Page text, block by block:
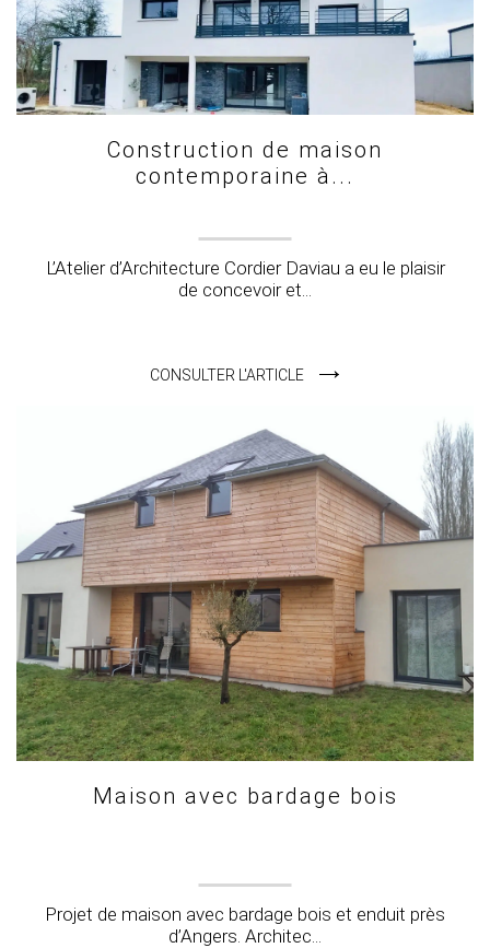
Construction de maison
contemporaine à...
L’Atelier d’Architecture Cordier Daviau a eu le plaisir
de concevoir et...
CONSULTER L'ARTICLE
Maison avec bardage bois
Projet de maison avec bardage bois et enduit près
d’Angers. Architec...